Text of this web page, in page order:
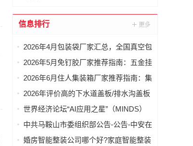
信息排行
2026年4月包装袋厂家汇总，全国真空包
装袋，密封包装袋，凹版包装袋，相机
南
2026年5月免钉胶厂家推荐指南：五金挂
件固定免钉胶，高粘性免钉胶，置物架
2026年6月住人集装箱厂家推荐指南：集
装箱活动房，工地住人集装箱，售货
2026年评价高的下水道盖板/排水沟盖板
推荐厂家精选
世界经济论坛“AI应用之星”（MINDS）
名单公布，近一半来自中国
中共马鞍山市委组织部公告-公告-中安在
线
婚房智能整装公司哪个好?家庭智能整装